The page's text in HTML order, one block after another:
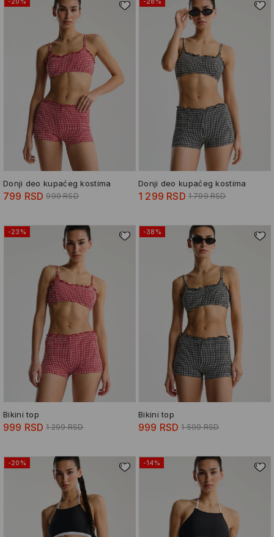
Donji deo kupaćeg kostima
799 RSD 999 RSD
Donji deo kupaćeg kostima
1 299 RSD 1 799 RSD
-23%
Bikini top
999 RSD 1 299 RSD
-38%
Bikini top
999 RSD 1 599 RSD
-20% -14%